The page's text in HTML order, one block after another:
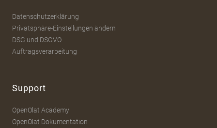
Datenschutzerklärung
Privatsphäre-Einstellungen ändern
DSG und DSGVO
Auftragsverarbeitung
Support
OpenOlat Academy
OpenOlat Dokumentation